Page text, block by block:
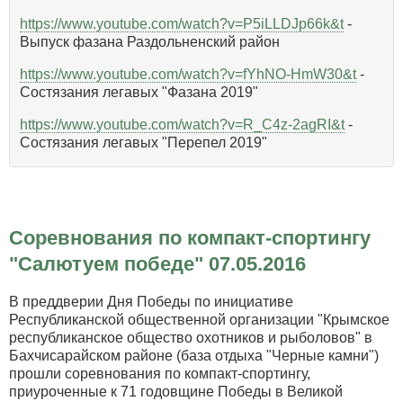
https://www.youtube.com/watch?v=P5iLLDJp66k&t-
Выпуск фазана Раздольненский район
https://www.youtube.com/watch?v=fYhNO-HmW30&t-
Состязания легавых "Фазана 2019"
https://www.youtube.com/watch?v=R_C4z-2agRI&t-
Состязания легавых "Перепел 2019"
Соревнования по компакт-спортингу
"Салютуем победе" 07.05.2016
В преддверии Дня Победы по инициативе
Республиканской общественной организации "Крымское
республиканское общество охотников и рыболовов" в
Бахчисарайском районе (база отдыха "Черные камни")
прошли соревнования по компакт-спортингу,
приуроченные к 71 годовщине Победы в Великой